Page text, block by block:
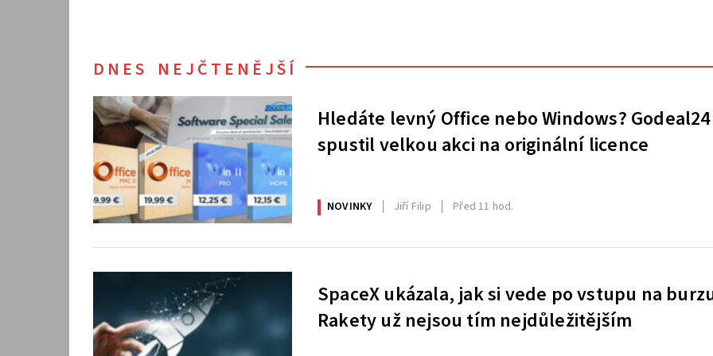
DNES NEJČTENĚJŠÍ
Hledáte levný Office nebo Windows? Godeal24
spustil velkou akci na originální licence
NOVINKY Jiří Filip Před 11 hod.
SpaceX ukázala, jak si vede po vstupu na
Rakety už nejsou tím nejdůležitějším